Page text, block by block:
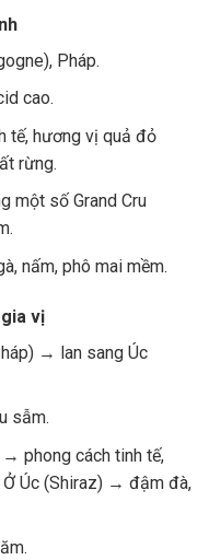
Pháp.
cao.
tế, hương vị quả đỏ
rừng.
một số Grand Cru
nấm, phô mai mềm.
vị
→ lan sang Úc
sẫm.
→ phong cách tinh tế,
Úc (Shiraz) → đậm đà,